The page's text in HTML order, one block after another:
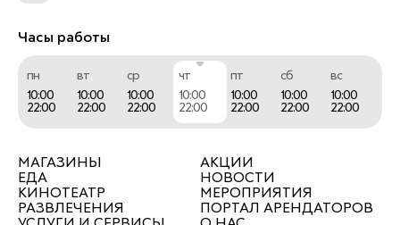
Часы работы
пн
10:00
22:00
вт
10:00
22:00
ср
10:00
22:00
чт
10:00
22:00
пт
10:00
22:00
сб
10:00
22:00
вс
10:00
22:00
МАГАЗИНЫ
ЕДА
КИНОТЕАТР
РАЗВЛЕЧЕНИЯ
АКЦИИ
НОВОСТИ
МЕРОПРИЯТИЯ
ПОРТАЛ АРЕНДАТОРОВ